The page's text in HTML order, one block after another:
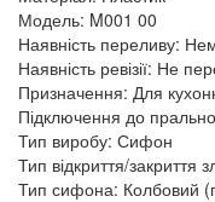
Модель: M001 00
Наявність переливу:
Наявність ревізії: Не
Призначення: Для
Підключення до
Тип виробу: Сифон
Тип відкриття/закриття
Тип сифона: Колбовий